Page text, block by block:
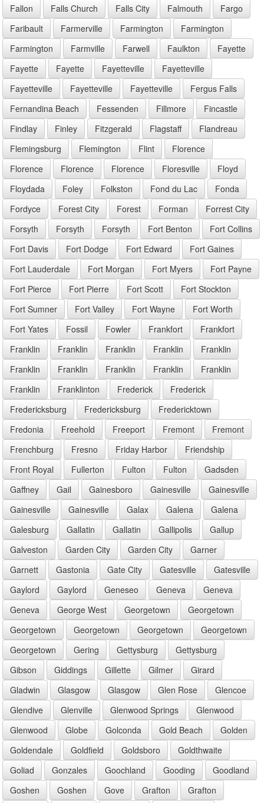
Fallon Falls Church Falls City Falmouth
Fargo
Faribault
Farmerville Farmington
Farmington
Farmington
Farmville Farwell Faulkton
Fayette
Fayette
Fayette Fayetteville
Fayetteville
Fayetteville
Fayetteville Fayetteville
Fergus Falls
Fernandina Beach
Fessenden Fillmore
Fincastle
Findlay
Finley Fitzgerald Flagstaff
Flandreau
Flemingsburg
Flemington Flint
Florence
Florence
Florence Florence Floresville
Floyd
Floydada
Foley Folkston Fond du Lac
Fonda
Fordyce
Forest City Forest Forman
Forrest City
Forsyth
Forsyth Forsyth Fort Benton
Fort Collins
Fort Davis
Fort Dodge Fort Edward
Fort Gaines
Fort Lauderdale
Fort Morgan Fort Myers
Fort Payne
Fort Pierce
Fort Pierre Fort Scott
Fort Stockton
Fort Sumner
Fort Valley Fort Wayne
Fort Worth
Fort Yates
Fossil Fowler Frankfort
Frankfort
Franklin
Franklin Franklin Franklin
Franklin
Franklin
Franklin Franklin Franklin
Franklin
Franklin
Franklinton Frederick
Frederick
Fredericksburg
Fredericksburg
Fredericktown
Fredonia
Freehold Freeport Fremont
Fremont
Frenchburg
Fresno Friday Harbor
Friendship
Front Royal
Fullerton Fulton Fulton
Gadsden
Gaffney
Gail Gainesboro Gainesville
Gainesville
Gainesville
Gainesville Galax Galena
Galena
Galesburg
Gallatin Gallatin Gallipolis
Gallup
Galveston
Garden City Garden City
Garner
Garnett
Gastonia Gate City Gatesville
Gatesville
Gaylord
Gaylord Geneseo Geneva
Geneva
Geneva
George West Georgetown
Georgetown
Georgetown
Georgetown Georgetown
Georgetown
Georgetown
Gering Gettysburg
Gettysburg
Gibson
Giddings Gillette Gilmer
Girard
Gladwin
Glasgow Glasgow Glen Rose
Glencoe
Glendive
Glenville Glenwood Springs
Glenwood
Glenwood
Globe Golconda Gold Beach
Golden
Goldendale
Goldfield Goldsboro
Goldthwaite
Goliad
Gonzales Goochland Gooding
Goodland
Goshen
Goshen Gove Grafton
Grafton